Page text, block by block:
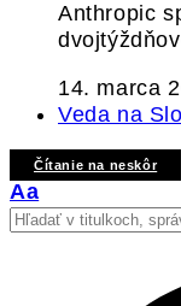
Anthropic
14. marca
Veda na
Čítanie na neskôr
Veľkosť
písma
Aa